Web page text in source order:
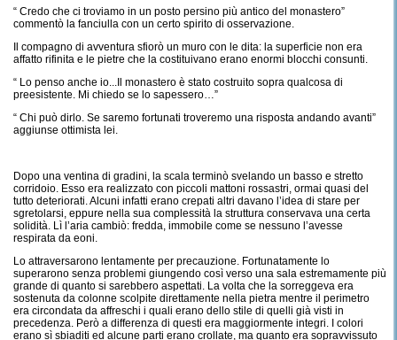
“ Credo che ci troviamo in un posto persino più antico del monastero”
commentò la fanciulla con un certo spirito di osservazione.
Il compagno di avventura sfiorò un muro con le dita: la superficie non era
affatto rifinita e le pietre che la costituivano erano enormi blocchi consunti.
“ Lo penso anche io...Il monastero è stato costruito sopra qualcosa di
preesistente. Mi chiedo se lo sapessero…”
“ Chi può dirlo. Se saremo fortunati troveremo una risposta andando avanti”
aggiunse ottimista lei.
Dopo una ventina di gradini, la scala terminò svelando un basso e stretto
corridoio. Esso era realizzato con piccoli mattoni rossastri, ormai quasi del
tutto deteriorati. Alcuni infatti erano crepati altri davano l’idea di stare per
sgretolarsi, eppure nella sua complessità la struttura conservava una certa
solidità. Lì l’aria cambiò: fredda, immobile come se nessuno l’avesse
respirata da eoni.
Lo attraversarono lentamente per precauzione. Fortunatamente lo
superarono senza problemi giungendo così verso una sala estremamente più
grande di quanto si sarebbero aspettati. La volta che la sorreggeva era
sostenuta da colonne scolpite direttamente nella pietra mentre il perimetro
era circondata da affreschi i quali erano dello stile di quelli già visti in
precedenza. Però a differenza di questi era maggiormente integri. I colori
erano sì sbiaditi ed alcune parti erano crollate, ma quanto era sopravvissuto